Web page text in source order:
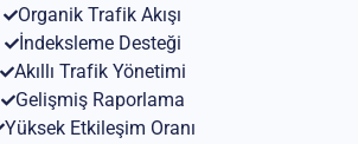
Organik Trafik Akışı
İndeksleme Desteği
Akıllı Trafik Yönetimi
Gelişmiş Raporlama
Yüksek Etkileşim Oranı